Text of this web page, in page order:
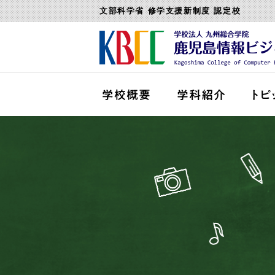
文部科学省 修学支援新制度 認定校